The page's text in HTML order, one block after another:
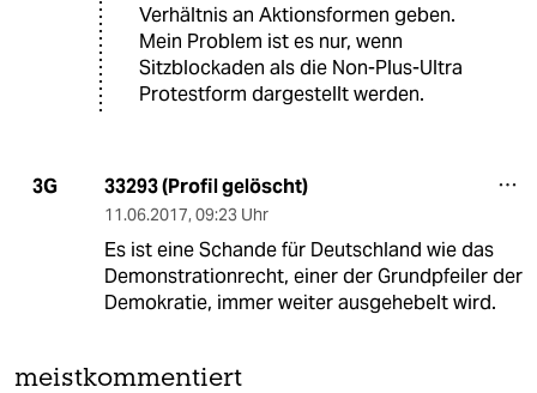
Verhältnis an Aktionsformen geben.
Mein Problem ist es nur, wenn
Sitzblockaden als die Non-Plus-Ultra
Protestform dargestellt werden.
3G 33293 (Profil gelöscht)
11.06.2017, 09:23 Uhr
Es ist eine Schande für Deutschland wie das
Demonstrationrecht, einer der Grundpfeiler der
Demokratie, immer weiter ausgehebelt wird.
meistkommentiert